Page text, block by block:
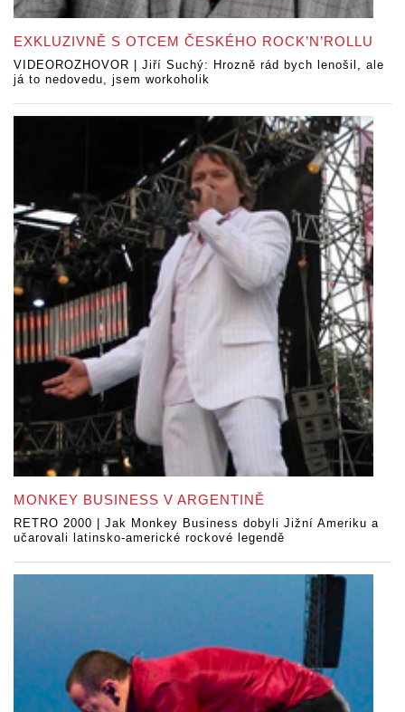
EXKLUZIVNĚ S OTCEM ČESKÉHO ROCK’N’ROLLU
VIDEOROZHOVOR | Jiří Suchý: Hrozně rád bych lenošil, ale
já to nedovedu, jsem workoholik
MONKEY BUSINESS V ARGENTINĚ
RETRO 2000 | Jak Monkey Business dobyli Jižní Ameriku a
učarovali latinsko-americké rockové legendě